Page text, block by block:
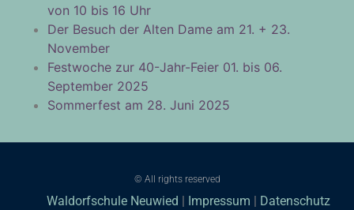
von 10 bis 16 Uhr
Der Besuch der Alten Dame am 21. + 23.
November
Festwoche zur 40-Jahr-Feier 01. bis 06.
September 2025
Sommerfest am 28. Juni 2025
© All rights reserved
Waldorfschule Neuwied | Impressum | Datenschutz